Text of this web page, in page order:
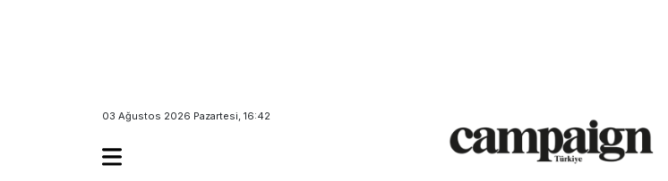
03 Ağustos 2026 Pazartesi, 16:42